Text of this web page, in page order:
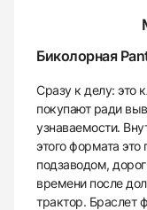
Биколорная
Сразу к делу: это
покупают ради
узнаваемости.
этого формата
подзаводом,
времени после
трактор. Браслет